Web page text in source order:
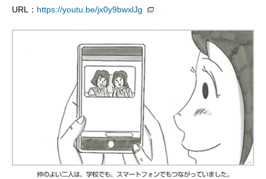
URL： https://youtu.be/jx0y9bwxlJg